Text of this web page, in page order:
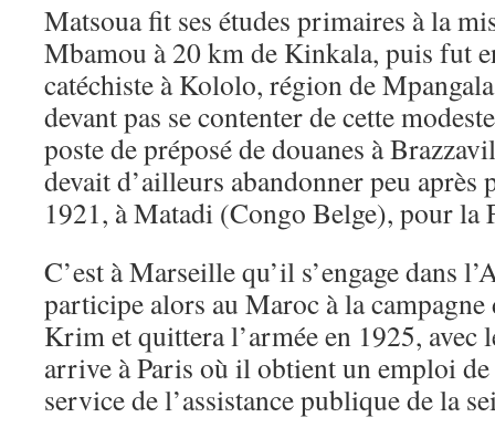
Matsoua fit ses études primaires à la
Mbamou à 20 km de Kinkala, puis fut
catéchiste à Kololo, région de
devant pas se contenter de cette
poste de préposé de douanes à
devait d’ailleurs abandonner peu après
1921, à Matadi (Congo Belge), pour la
C’est à Marseille qu’il s’engage dans
participe alors au Maroc à la
Krim et quittera l’armée en 1925, avec
arrive à Paris où il obtient un emploi
service de l’assistance publique de la